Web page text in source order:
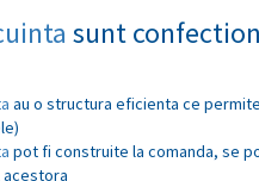
sunt
au o structura eficienta ce
pot fi construite la comanda, se